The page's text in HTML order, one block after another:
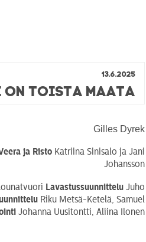
13.6.2025
on toista maata
Gilles Dyrek
ja Risto Katriina Sinisalo ja Jani
Johansson
Lavastussuunnittelu Juho
Riku Metsä-Ketelä, Samuel
Johanna Uusitontti, Aliina Ilonen